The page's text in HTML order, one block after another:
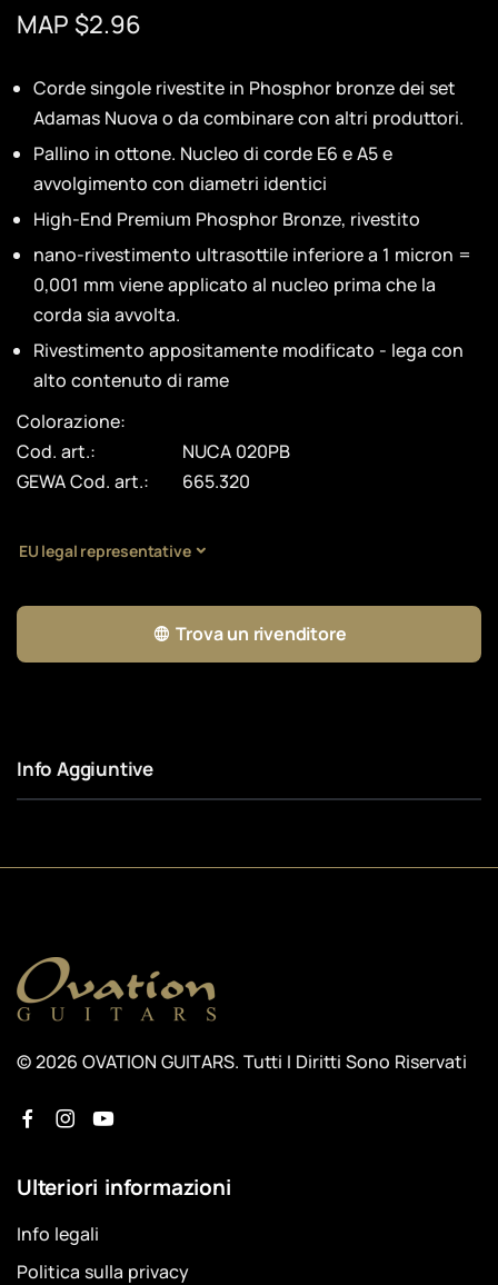
MAP $2.96
Corde singole rivestite in Phosphor bronze dei set
Adamas Nuova o da combinare con altri produttori.
Pallino in ottone. Nucleo di corde E6 e A5 e
avvolgimento con diametri identici
High-End Premium Phosphor Bronze, rivestito
nano-rivestimento ultrasottile inferiore a 1 micron =
0,001 mm viene applicato al nucleo prima che la
corda sia avvolta.
Rivestimento appositamente modificato - lega con
alto contenuto di rame
Colorazione:
Cod. art.:
NUCA 020PB
GEWA Cod. art.:
665.320
EU legal representative
Trova un rivenditore
Info Aggiuntive
© 2026 OVATION GUITARS. Tutti I Diritti Sono Riservati
Ulteriori informazioni
Info legali
Politica sulla privacy